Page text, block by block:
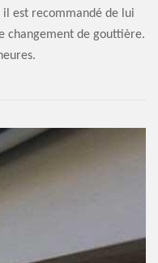
est recommandé de lui
changement de gouttière.